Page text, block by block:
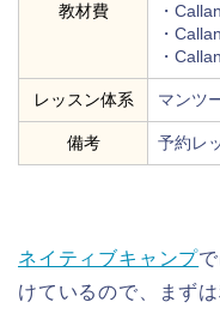
教材費
・
・
・
レッスン体系 マンツ
備考 予約レ
ネイティブキャンプ
けているので、まず